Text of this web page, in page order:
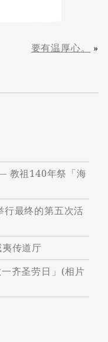
要有温厚心。 »
教祖140年祭「海
最终的第五次活
传道厅
齐圣劳日」(相片